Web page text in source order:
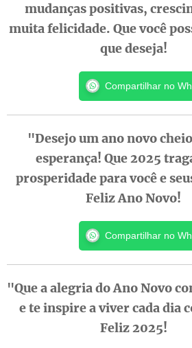
mudanças positivas,
muita felicidade. Que você
que deseja!
Compartilhar no
"Desejo um ano novo
esperança! Que 2025
prosperidade para você e
Feliz Ano Novo!
Compartilhar no
"Que a alegria do Ano Novo
e te inspire a viver cada dia
Feliz 2025!